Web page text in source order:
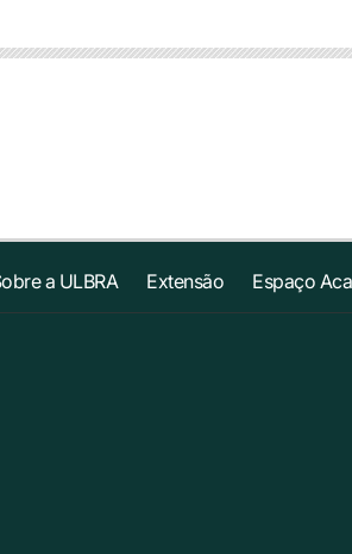
a ULBRA Extensão Espaço